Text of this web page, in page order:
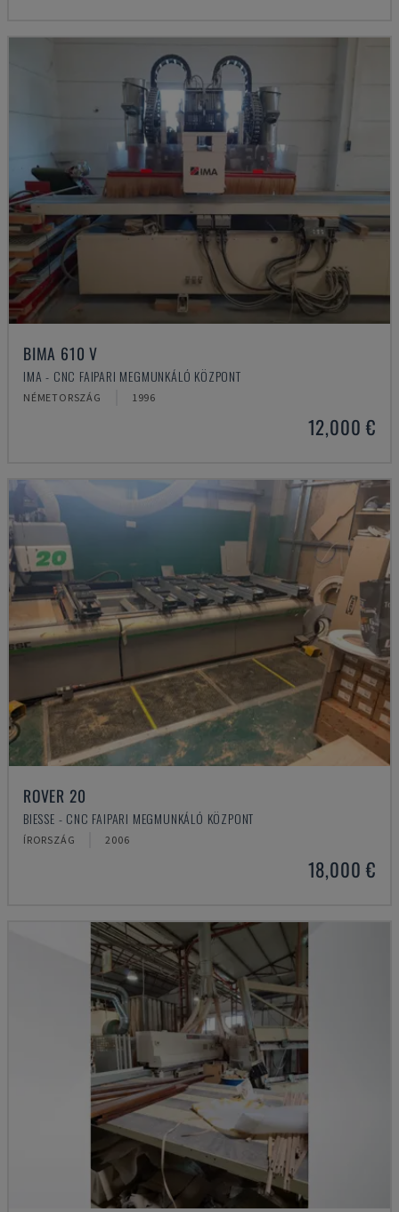
BIMA 610 V
IMA - CNC FAIPARI MEGMUNKÁLÓ KÖZPONT
NÉMETORSZÁG 1996
12,000 €
ROVER 20
BIESSE - CNC FAIPARI MEGMUNKÁLÓ KÖZPONT
ÍRORSZÁG 2006
18,000 €